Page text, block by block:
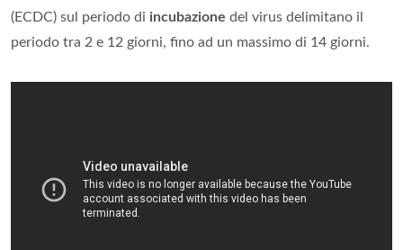
(ECDC) sul periodo di incubazione del virus delimitano il
periodo tra 2 e 12 giorni, fino ad un massimo di 14 giorni.